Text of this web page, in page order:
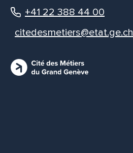
+41 22 388 44 00
citedesmetiers@etat.ge.ch